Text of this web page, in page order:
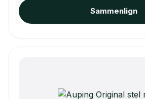
Sammenlign